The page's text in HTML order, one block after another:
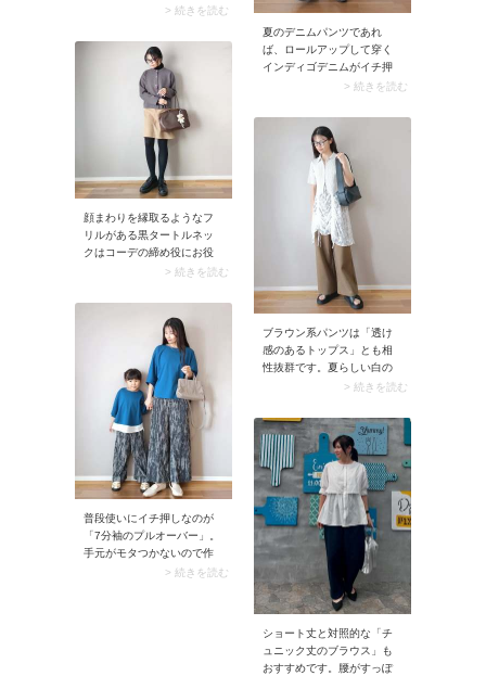
らしい軽やかさに加え、程
スをプラスできるのが魅力
です。合わせるだけで季節
感と今っぽさが高まり、抜
けのあるスタイリングが完
> 続きを読む
夏のデニムパンツであれ
ば、ロールアップして穿く
インディゴデニムがイチ押
し。濃紺のインディゴは引
て太めにロールアップした
裾に視線が集まり、脚のラ
インをさりげなくカバーで
> 続きを読む
顔まわりを縁取るようなフ
リルがある黒タートルネッ
クはコーデの締め役にお役
立ち。例えばニュアンスカ
るとぼんやり見えが気にな
るものですが、黒タートル
ネックをインナーに仕込む
だけで全体がきゅっと引き
締まります。コントラスト
が生まれることでメリハリ
が加わり、洗練された印象
に。さらに重ね着から奥行
きと今っぽさがアップさ
れ、より完成度の高い着こ
なしに決まります。
> 続きを読む
ブラウン系パンツは「透け
感のあるトップス」とも相
性抜群です。夏らしい白の
シアーカーディガンやレー
ちですが、秋色パンツと合
わせれば大丈夫。シーズン
ムードに馴染みクリーンな
ムードを演出します。
> 続きを読む
普段使いにイチ押しなのが
「7分袖のプルオーバー」。
手元がモタつかないので作
業がしやすく、水仕事やキ
> 続きを読む
ショート丈と対照的な「チ
ュニック丈のブラウス」も
おすすめです。腰がすっぽ